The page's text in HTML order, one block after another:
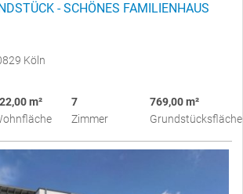
- SCHÖNES FAMILIENHAUS
Köln
m²
7
Zimmer
769,00 m²
Grundstücksfläche